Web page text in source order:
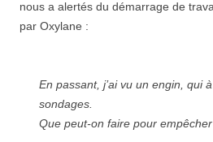
nous a alertés du démarrage de
par Oxylane :
En passant, j’ai vu un engin, qui
sondages.
Que peut-on faire pour